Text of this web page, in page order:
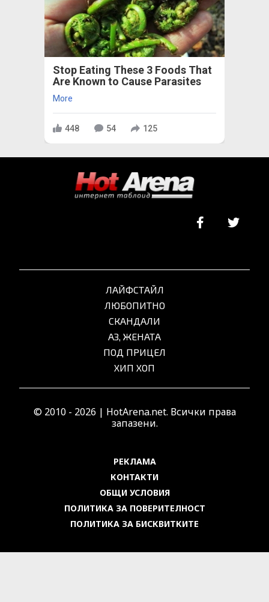
Stop Eating These 3 Foods That
Are Known to Cause Parasites
More
448 54 125
ЛАЙФСТАЙЛ
ЛЮБОПИТНО
СКАНДАЛИ
АЗ, ЖЕНАТА
ПОД ПРИЦЕЛ
ХИП ХОП
© 2010 - 2026 | HotArena.net. Всички права
запазени.
РЕКЛАМА
КОНТАКТИ
ОБЩИ УСЛОВИЯ
ПОЛИТИКА ЗА ПОВЕРИТЕЛНОСТ
ПОЛИТИКА ЗА БИСКВИТКИТЕ